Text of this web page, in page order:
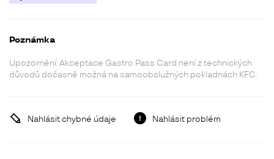
Poznámka
Upozornění: Akceptace Gastro Pass Card není z technických
důvodů dočasně možná na samoobslužných pokladnách KFC.
Nahlásit chybné údaje Nahlásit problém